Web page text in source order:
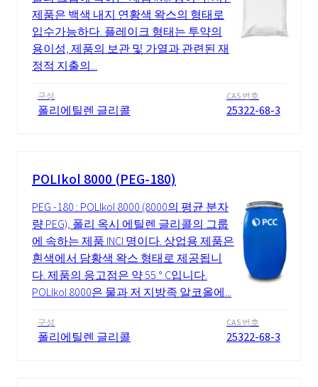
제품은 백색 내지 연황색 왁스의 형태로
입수가능하다. 플레이크 형태는 투약의
용이성, 제품의 보관 및 가열과 관련된 재
정적 지출의...
구성
폴리에틸렌 글리콜
CAS 번호
25322-68-3
POLIkol 8000 (PEG-180)
PEG -180 : POLIkol 8000 (8000의 평균 분자
량 PEG), 폴리 옥시 에틸렌 글리콜의 그룹
에 속하는 제품 INCI 명이다. 상업용 제품은
흰색에서 담황색 왁스 형태로 제공됩니
다. 제품의 응고점은 약 55 ° C입니다.
POLIkol 8000은 물과 저 지방족 알코올에...
구성
폴리에틸렌 글리콜
CAS 번호
25322-68-3